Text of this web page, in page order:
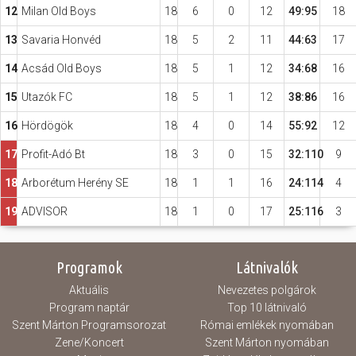
12 Milan Old Boys 18 6 0 12 49:95 18
13 Savaria Honvéd 18 5 2 11 44:63 17
14 Acsád Old Boys 18 5 1 12 34:68 16
15 Utazók FC 18 5 1 12 38:86 16
16 Hördögök 18 4 0 14 55:92 12
17 Profit-Adó Bt 18 3 0 15 32:110 9
18 Arborétum Herény SE 18 1 1 16 24:114 4
19 ADVISOR 18 1 0 17 25:116 3
Programok
Aktuális
Program naptár
Szent Márton Programsorozat
Zene/Koncert
Látnivalók
Nevezetes polgárok
Top 10 látnivaló
Római emlékek nyomában
Szent Márton nyomában